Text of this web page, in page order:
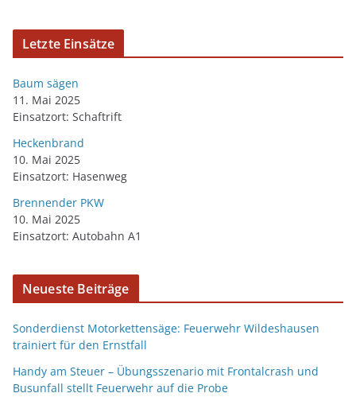
Letzte Einsätze
Baum sägen
11. Mai 2025
Einsatzort: Schaftrift
Heckenbrand
10. Mai 2025
Einsatzort: Hasenweg
Brennender PKW
10. Mai 2025
Einsatzort: Autobahn A1
Neueste Beiträge
Sonderdienst Motorkettensäge: Feuerwehr Wildeshausen
trainiert für den Ernstfall
Handy am Steuer – Übungsszenario mit Frontalcrash und
Busunfall stellt Feuerwehr auf die Probe